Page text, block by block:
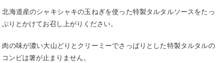
北海道産のシャキシャキの玉ねぎを使った特製タルタルソースをたっ
ぷりとかけてお召し上がりください。
肉の味が濃い大山どりとクリーミーでさっぱりとした特製タルタルの
コンビは箸が止まりません。